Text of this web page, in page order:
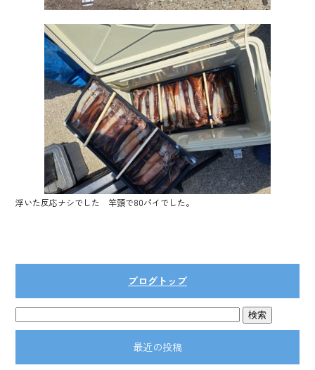
浮いた反応ナシでした 竿頭で80パイでした。
ブログトップ
最近の投稿